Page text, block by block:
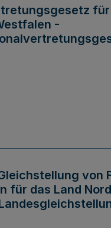
für
-
von
für das Land